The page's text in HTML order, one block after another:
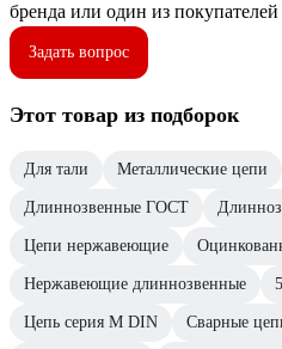
бренда или один из покупателей
Задать вопрос
Этот товар из подборок
Для тали Металлические цепи
Длиннозвенные ГОСТ
Цепи нержавеющие
Нержавеющие длиннозвенные
Цепь серия М DIN Сварные